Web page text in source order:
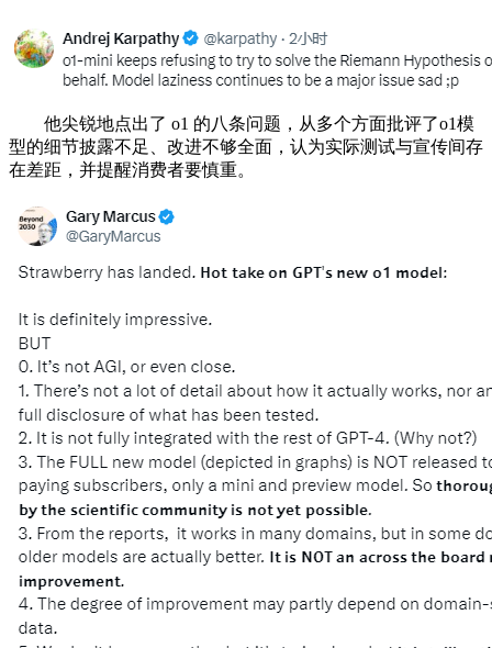
他尖锐地点出了 o1 的八条问题，从多个方面批评了o1模
型的细节披露不足、改进不够全面，认为实际测试与宣传间存
在差距，并提醒消费者要慎重。